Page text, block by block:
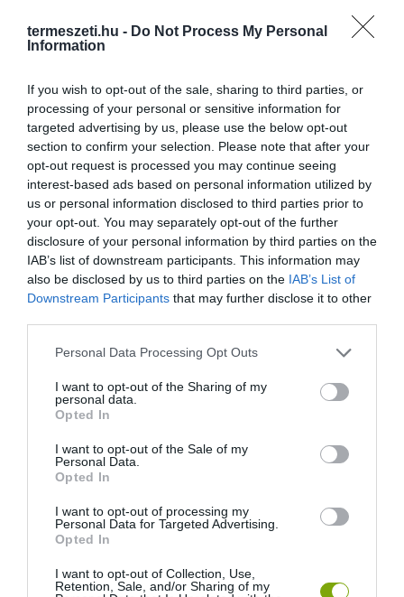
termeszeti.hu - Do Not Process My Personal
Information
If you wish to opt-out of the sale, sharing to third parties, or
processing of your personal or sensitive information for
targeted advertising by us, please use the below opt-out
section to confirm your selection. Please note that after your
opt-out request is processed you may continue seeing
interest-based ads based on personal information utilized by
us or personal information disclosed to third parties prior to
your opt-out. You may separately opt-out of the further
disclosure of your personal information by third parties on the
IAB’s list of downstream participants. This information may
also be disclosed by us to third parties on the IAB’s List of
Downstream Participants that may further disclose it to other
Please note that this website/app uses one or more Google
not limited to your visit or usage behaviour. You may click to
grant or deny consent to Google and its third-party tags to
use your data for below specified purposes in below Google
consent section.
Personal Data Processing Opt Outs
I want to opt-out of the Sharing of my
personal data.
Opted In
I want to opt-out of the Sale of my
Personal Data.
Opted In
I want to opt-out of processing my
Personal Data for Targeted Advertising.
Opted In
I want to opt-out of Collection, Use,
Retention, Sale, and/or Sharing of my
HÁZIKEDVENCEK A KAMERA ELŐTT
HASONLÓ ÉRDEKESSÉGEK
A RUHA, AMELY TÚLÉLTE A
TENGERT
POMPEJIBEN: LEHET, HOGY
EGY ORVOS A VÉGSŐKIG
SEGÍTENI PRÓBÁLT